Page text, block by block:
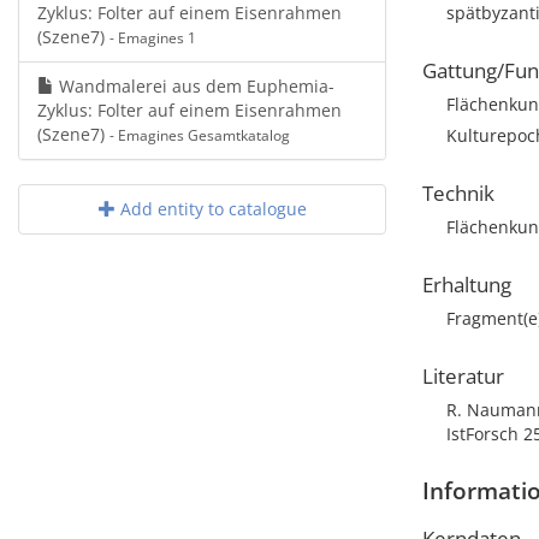
Zyklus: Folter auf einem Eisenrahmen
(Szene7) - Emagines 1
Wandmalerei aus dem Euphemia-
Zyklus: Folter auf einem Eisenrahmen
(Szene7) - Emagines Gesamtkatalog
Add entity to catalogue
Gattung/
Technik
Erhaltung
Literatur
R.
IstForsch